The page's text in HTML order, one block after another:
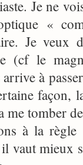
Je ne
«
Je
(cf le
à
façon,
me tomber
à la
vaut mieux